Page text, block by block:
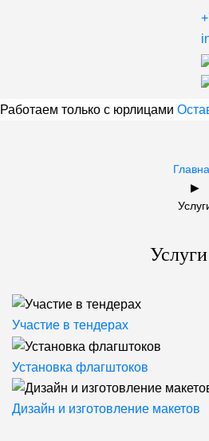
Работаем только с юрлицами
▶
Услуги
Участие в тендерах
Установка флагштоков
Дизайн и изготовление макетов